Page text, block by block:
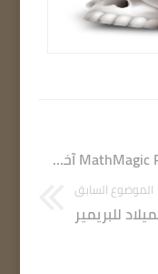
برنامج MathMagic Personal Edition 2021 آخر نسخة مع التفعيل
الموضوع السابق
للبريمير